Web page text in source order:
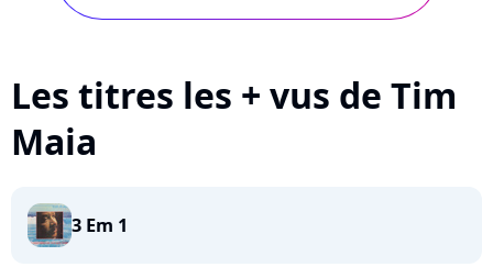
Les titres les + vus de Tim
Maia
3 Em 1